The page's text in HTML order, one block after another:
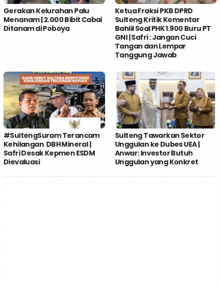
Gerakan Kelurahan Palu
Menanam | 2.000 Bibit Cabai
Ditanam di Poboya
Ketua Fraksi PKB DPRD
Sulteng Kritik Komentar
Bahlil Soal PHK 1.900 Buru PT
GNI | Safri : Jangan Cuci
Tangan dan Lempar
Tanggung Jawab
#SultengSuram Terancam
Kehilangan DBH Mineral |
Safri Desak Kepmen ESDM
Dievaluasi
Sulteng Tawarkan Sektor
Unggulan ke Dubes UEA |
Anwar: Investor Butuh
Unggulan yang Konkret